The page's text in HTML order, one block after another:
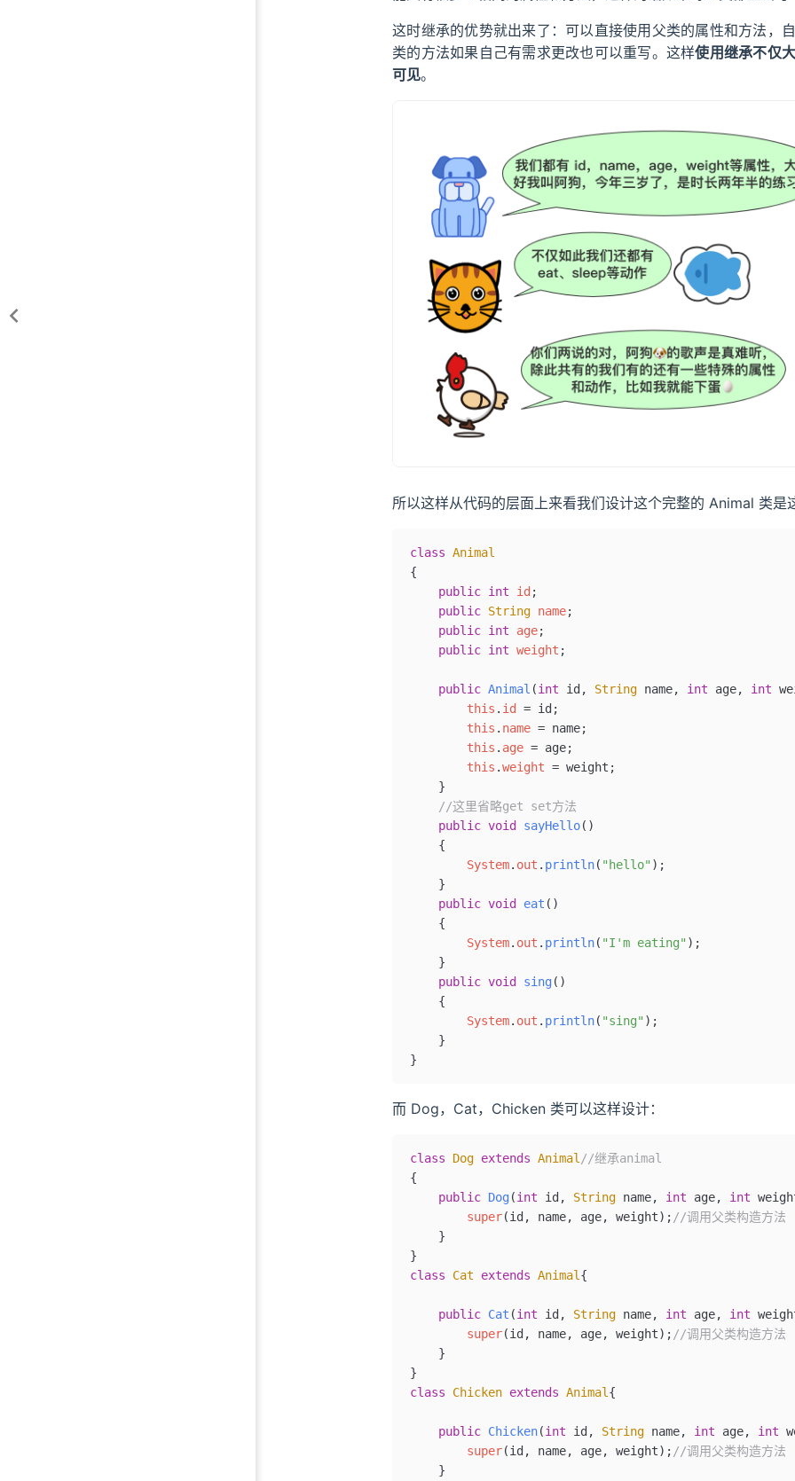
这时继承的优势就出来了：可以直接使用父类的属性和方法，
类的方法如果自己有需求更改也可以重写。这样使用继承不仅
可见。
所以这样从代码的层面上来看我们设计这个完整的 Animal 类是
class Animal
{
    public
int id ;
    public
String name;
    public
int age;
    public
int weight ;
    public
Animal (int id , String name, int age, int
        this
. id = id;
        this
. name = name;
        this
. age = age;
        this
.weight = weight;
    }
    //这里省略get set方法
    public
void sayHello()
    {
        System
. out . println( "hello" );
    }
    public
void eat ()
    {
        System
. out . println( "I'm eating" );
    }
    public
void sing()
    {
        System
. out . println( "sing" );
    }
}
而 Dog，Cat，Chicken 类可以这样设计：
class Dog extends Animal//继承animal
{
    public
Dog(int id , String name, int age, int
        super
(id, name, age, weight); //调用父类构造方法
    }
}
class Cat extends Animal{
    public
Cat (int id , String name, int age, int
        super
(id, name, age, weight); //调用父类构造方法
    }
}
class Chicken extends Animal{
    public
Chicken(int id , String name, int age, int
        super
(id, name, age, weight); //调用父类构造方法
    }